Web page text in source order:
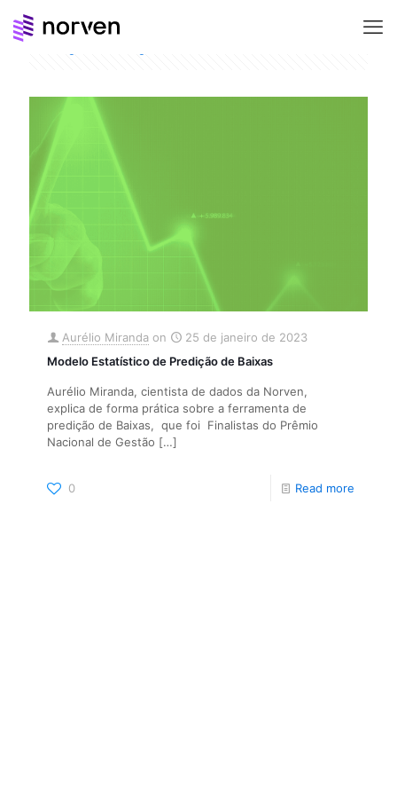
Aurélio Miranda on
25 de janeiro de 2023
Modelo Estatístico de Predição de Baixas
Aurélio Miranda, cientista de dados da Norven,
explica de forma prática sobre a ferramenta de
predição de Baixas, que foi Finalistas do Prêmio
Nacional de Gestão […]
0 Read more